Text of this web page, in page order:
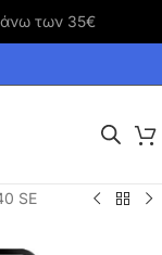
άνω των 35€
SE